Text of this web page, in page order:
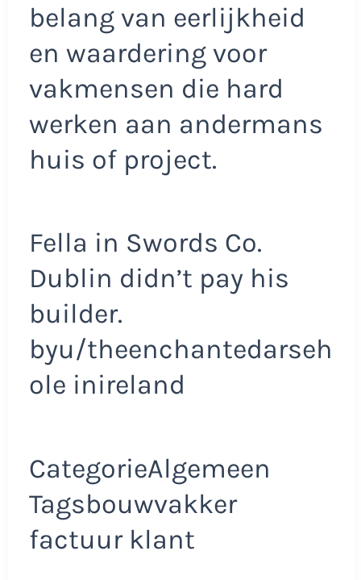
belang van eerlijkheid
en waardering voor
vakmensen die hard
werken aan andermans
huis of project.
Fella in Swords Co.
Dublin didn’t pay his
builder.
byu/theenchantedarseh
ole inireland
CategorieAlgemeen
Tagsbouwvakker
factuur klant